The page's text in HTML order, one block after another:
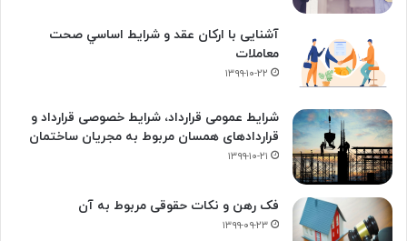
آشنایی با ارکان عقد و شرايط اساسي صحت
معاملات
۱۳۹۹-۱۰-۲۲
شرایط عمومی قرارداد، شرایط خصوصی قرارداد و
قراردادهای همسان مربوط به مجریان ساختمان
۱۳۹۹-۱۰-۲۱
فک‌ رهن و نکات حقوقی مربوط به آن
۱۳۹۹-۰۹-۲۳